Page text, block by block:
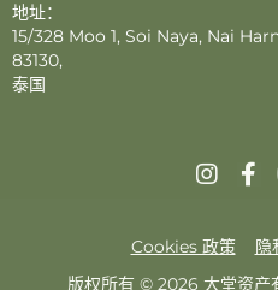
地址：
15/328 Moo 1, Soi Naya, Nai
83130,
泰国
Cookies 政策 隐
版权所有 © 2026 大堂资产